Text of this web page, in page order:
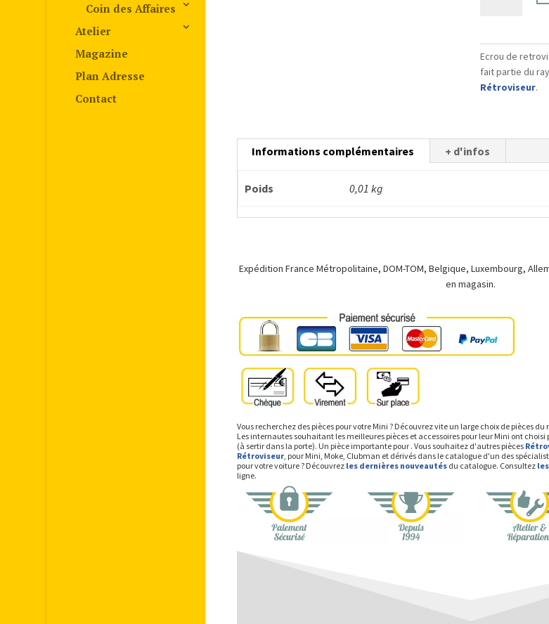
Coin des Affaires
Atelier
Magazine
Plan Adresse
Contact
retroviseur
extérieur
(à
sertir
porte)
Ecrou de
fait partie du
Rétroviseur.
Informations complémentaires + d'infos
Poids 0,01 kg
Expédition France Métropolitaine, DOM-TOM, Belgique, Luxembourg,
en magasin.
Vous recherchez des pièces pour votre Mini ? Découvrez vite un large choix de pièces
Les internautes souhaitant les meilleures pièces et accessoires pour leur Mini ont
(à sertir dans la porte). Un pièce importante pour . Vous souhaitez d'autres pièces
Rétroviseur, pour Mini, Moke, Clubman et dérivés dans le catalogue d'un des
pour votre voiture ? Découvrez les dernières nouveautésdu catalogue. Consultez
ligne.